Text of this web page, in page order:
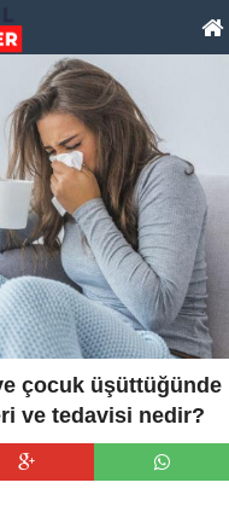
çocuk üşüttüğünde
ve tedavisi nedir?